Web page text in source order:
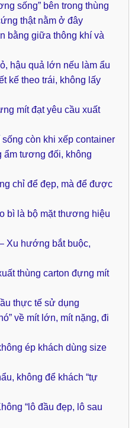
sống” bên trong thùng
thật nằm ở đây
bằng giữa thông khí và
hậu quả lớn nếu làm ẩu
kế theo trái, không lấy
mít đạt yêu cầu xuất
còn khi xếp container
ẩm tương đối, không
chỉ để đẹp, mà để được
bì là bộ mặt thương hiệu
Xu hướng bắt buộc,
thùng carton đựng mít
thực tế sử dụng
về mít lớn, mít nặng, đi
ép khách dùng size
không để khách “tự
“lô đầu đẹp, lô sau